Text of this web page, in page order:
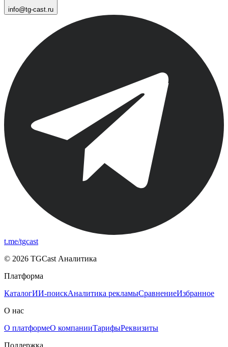
info@tg-cast.ru
t.me/tgcast
© 2026 TGCast Аналитика
Платформа
КаталогИИ-поискАналитика рекламыСравнениеИзбранное
О нас
О платформеО компанииТарифыРеквизиты
Поддержка